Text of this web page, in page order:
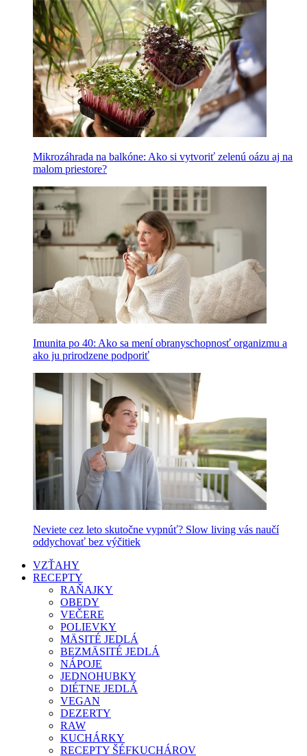
Mikrozáhrada na balkóne: Ako si vytvoriť zelenú oázu aj na
malom priestore?
Imunita po 40: Ako sa mení obranyschopnosť organizmu a
ako ju prirodzene podporiť
Neviete cez leto skutočne vypnúť? Slow living vás naučí
oddychovať bez výčitiek
VZŤAHY
RECEPTY
RAŇAJKY
OBEDY
VEČERE
POLIEVKY
MÄSITÉ JEDLÁ
BEZMÄSITÉ JEDLÁ
NÁPOJE
JEDNOHUBKY
DIÉTNE JEDLÁ
VEGAN
DEZERTY
RAW
KUCHÁRKY
RECEPTY ŠÉFKUCHÁROV